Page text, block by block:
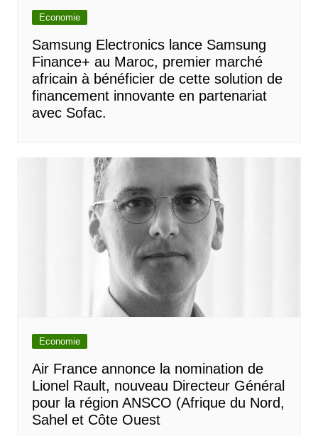
Economie
Samsung Electronics lance Samsung
Finance+ au Maroc, premier marché
africain à bénéficier de cette solution de
financement innovante en partenariat
avec Sofac.
Economie
Air France annonce la nomination de
Lionel Rault, nouveau Directeur Général
pour la région ANSCO (Afrique du Nord,
Sahel et Côte Ouest